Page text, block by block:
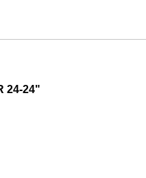
24-24"